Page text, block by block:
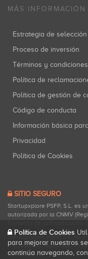
MÁS INFORMACIÓN
Estrategia de
Proceso de inversión
Términos y
Política de
Política de gestión de
Código de conducta
Información básica
Privacidad
Política de Cookies
SITIO SEGURO
Startupxplore PSFP, S.L. es
autorizada por la CNMV
Startupxplore PSFP, S.L. es
Participativa registrado en
participativa.
Política de Cookies
para mejorar nuestros
continúa navegando,